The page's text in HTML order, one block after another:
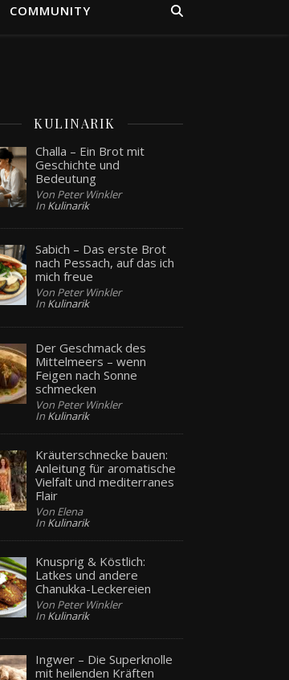
COMMUNITY
KULINARIK
Challa – Ein Brot mit
Geschichte und
Bedeutung
Von Peter Winkler
In Kulinarik
Sabich – Das erste Brot
nach Pessach, auf das ich
mich freue
Von Peter Winkler
In Kulinarik
Der Geschmack des
Mittelmeers – wenn
Feigen nach Sonne
schmecken
Von Peter Winkler
In Kulinarik
Kräuterschnecke bauen:
Anleitung für aromatische
Vielfalt und mediterranes
Flair
Von Elena
In Kulinarik
Knusprig & Köstlich:
Latkes und andere
Chanukka-Leckereien
Von Peter Winkler
In Kulinarik
Ingwer – Die Superknolle
mit heilenden Kräften